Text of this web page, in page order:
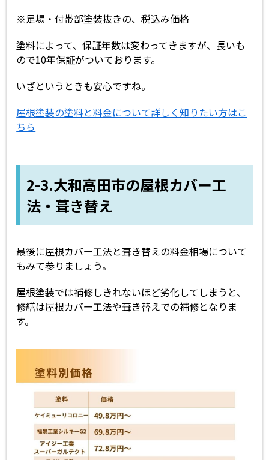
※足場・付帯部塗装抜きの、税込み価格
塗料によって、保証年数は変わってきますが、長いも
ので10年保証がついております。
いざというときも安心ですね。
屋根塗装の塗料と料金について詳しく知りたい方はこ
ちら
2-3.大和高田市の屋根カバー工
法・葺き替え
最後に屋根カバー工法と葺き替えの料金相場について
もみて参りましょう。
屋根塗装では補修しきれないほど劣化してしまうと、
修繕は屋根カバー工法や葺き替えでの補修となりま
す。